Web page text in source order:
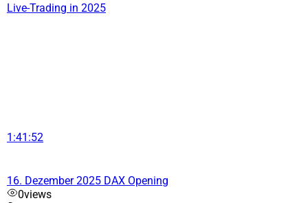
Live-Trading in 2025
1:41:52
16. Dezember 2025 DAX Opening
0views